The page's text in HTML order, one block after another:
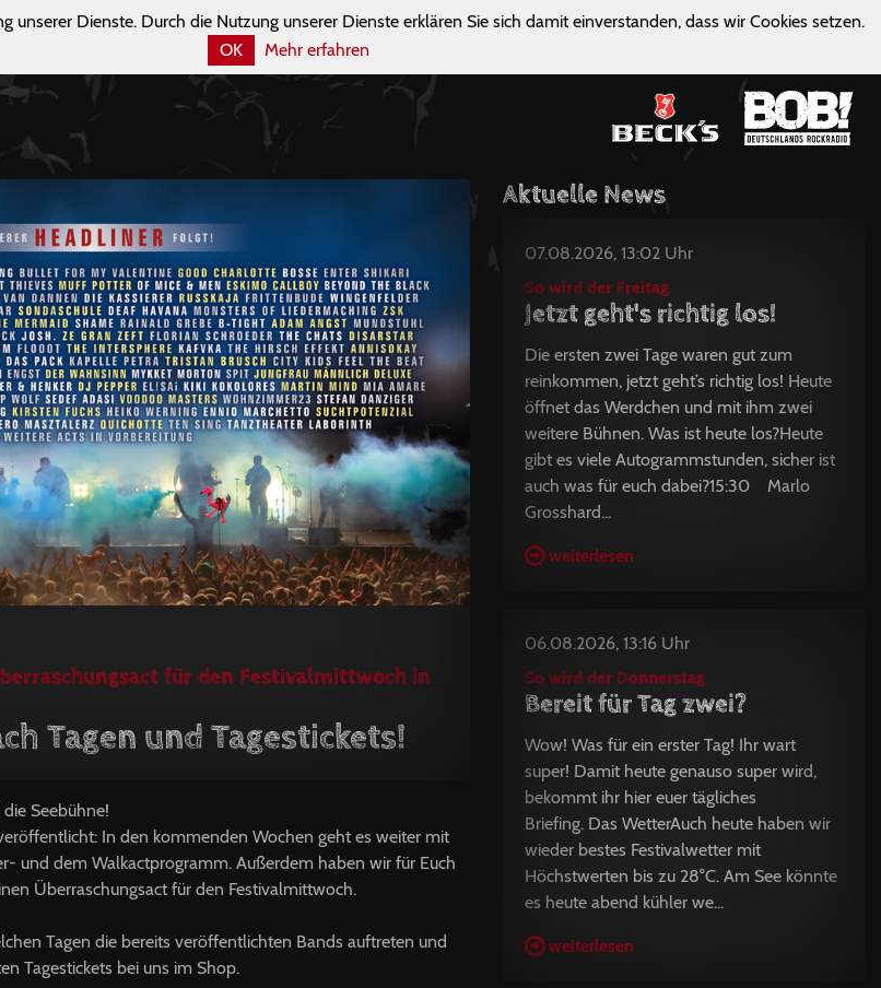
unserer Dienste. Durch die Nutzung unserer Dienste erklären Sie sich damit einverstanden, dass wir Cookies setzen.
OK
Mehr erfahren
für den Festivalmittwoch in
Tagen und Tagestickets!
Seebühne!
In den kommenden Wochen geht es weiter mit
und dem Walkactprogramm. Außerdem haben wir für Euch
Überraschungsact für den Festivalmittwoch.
Tagen die bereits veröffentlichten Bands auftreten und
Tagestickets bei uns im Shop.
Aktuelle News
07.08.2026, 13:02 Uhr
So wird der Freitag
Jetzt geht's richtig los!
Die ersten zwei Tage waren gut zum
reinkommen, jetzt geht’s richtig los! Heute
öffnet das Werdchen und mit ihm zwei
weitere Bühnen. Was ist heute los?Heute
gibt es viele Autogrammstunden, sicher ist
auch was für euch dabei?15:30 Marlo
Grosshard...
weiterlesen
06.08.2026, 13:16 Uhr
So wird der Donnerstag
Bereit für Tag zwei?
Wow! Was für ein erster Tag! Ihr wart
super! Damit heute genauso super wird,
bekommt ihr hier euer tägliches
Briefing. Das WetterAuch heute haben wir
wieder bestes Festivalwetter mit
Höchstwerten bis zu 28°C. Am See könnte
es heute abend kühler we...
weiterlesen